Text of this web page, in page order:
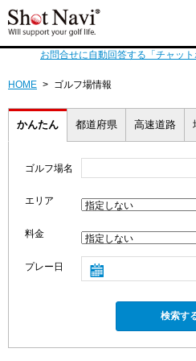
お問合せに自動回答する「チャッ
HOME > ゴルフ場情報
かんたん 都道府県 高速道路
ゴルフ場名
エリア
料金
プレー日